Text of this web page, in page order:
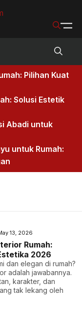
Pilihan Kuat
Solusi Estetik
Abadi untuk
untuk Rumah:
13, 2026
Rumah:
2026
dan elegan di rumah?
adalah jawabannya.
karakter, dan
tak lekang oleh